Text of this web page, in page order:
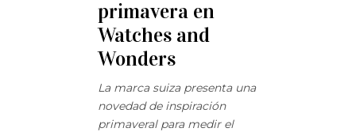
primavera en
Watches and
Wonders
La marca suiza presenta una
novedad de inspiración
primaveral para medir el